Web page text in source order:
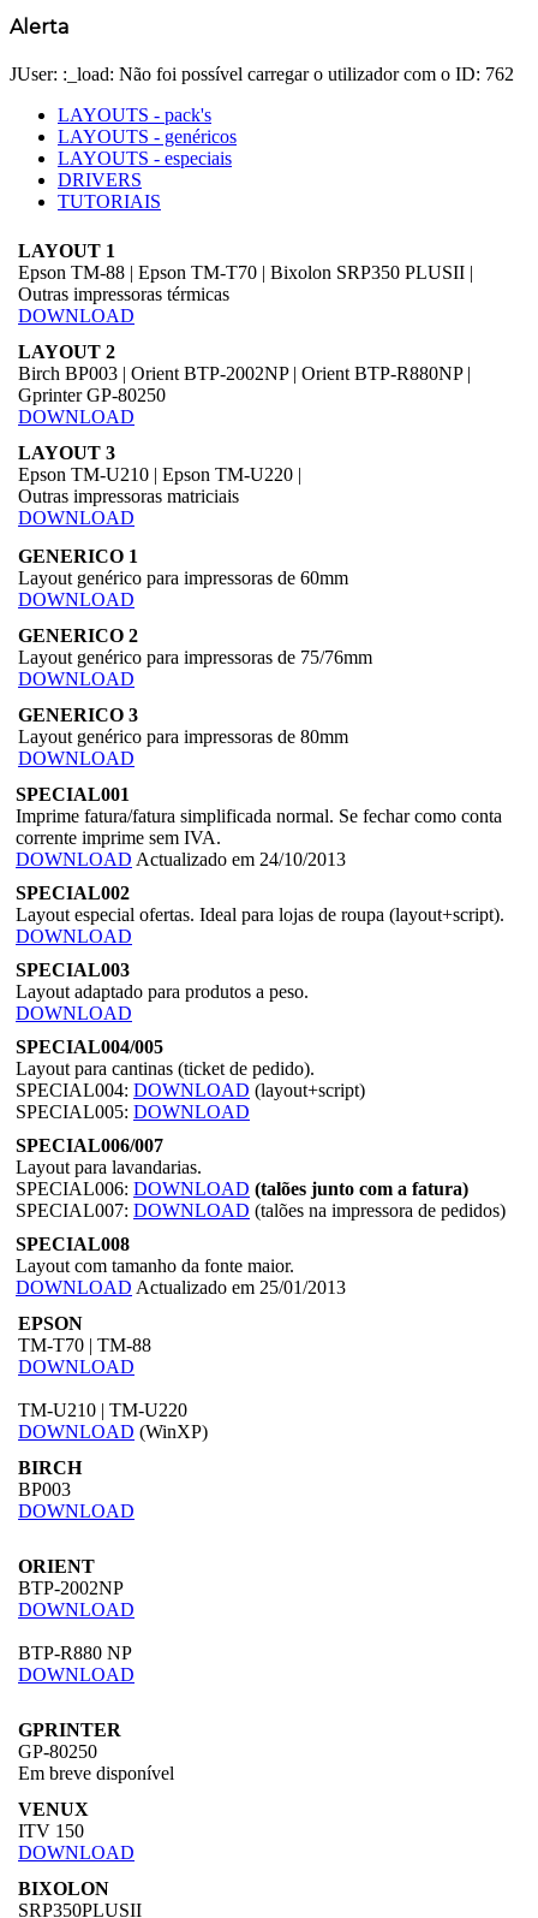
Alerta
JUser: :_load: Não foi possível carregar o utilizador com o ID: 762
LAYOUTS - pack's
LAYOUTS - genéricos
LAYOUTS - especiais
DRIVERS
TUTORIAIS
LAYOUT 1
Epson TM-88 | Epson TM-T70 | Bixolon SRP350 PLUSII |
Outras impressoras térmicas
DOWNLOAD
LAYOUT 2
Birch BP003 | Orient BTP-2002NP | Orient BTP-R880NP |
Gprinter GP-80250
DOWNLOAD
LAYOUT 3
Epson TM-U210 | Epson TM-U220 |
Outras impressoras matriciais
DOWNLOAD
GENERICO 1
Layout genérico para impressoras de 60mm
DOWNLOAD
GENERICO 2
Layout genérico para impressoras de 75/76mm
DOWNLOAD
GENERICO 3
Layout genérico para impressoras de 80mm
DOWNLOAD
SPECIAL001
Imprime fatura/fatura simplificada normal. Se fechar como conta
corrente imprime sem IVA.
DOWNLOAD Actualizado em 24/10/2013
SPECIAL002
Layout especial ofertas. Ideal para lojas de roupa (layout+script).
DOWNLOAD
SPECIAL003
Layout adaptado para produtos a peso.
DOWNLOAD
SPECIAL004/005
Layout para cantinas (ticket de pedido).
SPECIAL004: DOWNLOAD (layout+script)
SPECIAL005: DOWNLOAD
SPECIAL006/007
Layout para lavandarias.
SPECIAL006: DOWNLOAD (talões junto com a fatura)
SPECIAL007: DOWNLOAD (talões na impressora de pedidos)
SPECIAL008
Layout com tamanho da fonte maior.
DOWNLOAD Actualizado em 25/01/2013
EPSON
TM-T70 | TM-88
DOWNLOAD
TM-U210 | TM-U220
DOWNLOAD (WinXP)
BIRCH
BP003
DOWNLOAD
ORIENT
BTP-2002NP
DOWNLOAD
BTP-R880 NP
DOWNLOAD
GPRINTER
GP-80250
Em breve disponível
VENUX
ITV 150
DOWNLOAD
BIXOLON
SRP350PLUSII